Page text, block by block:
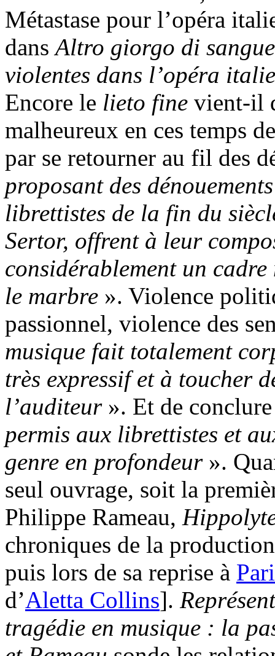
Métastase pour l’opéra
dansAltro giorgo di
violentes dans l’opéra
Encore le lieto fine vient-il
malheureux en ces temps
par se retourner au fil des
proposant des
librettistes de la fin du
Sertor, offrent à leur
considérablement un
le marbre ». Violence
passionnel, violence des
musique fait totalement
très expressif et à toucher
l’auditeur». Et de
permis aux librettistes et
genre en profondeur».
seul ouvrage, soit la
Philippe Rameau,
chroniques de la
puis lors de sa reprise à
d’Aletta Collins].
tragédie en musique : la